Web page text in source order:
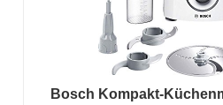
Bosch Kompakt-